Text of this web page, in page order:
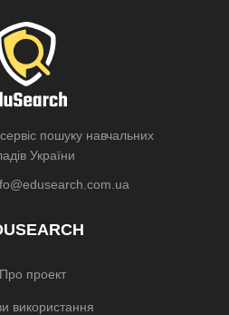
пошуку навчальних
України
Про проект
використання